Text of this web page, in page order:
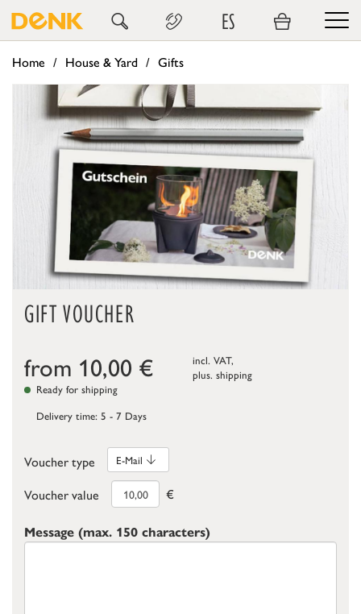
ES
Home House & Yard Gifts
GIFT VOUCHER
from 10,00 €
incl. VAT,
plus. shipping
Ready for shipping
Delivery time: 5 - 7 Days
Voucher type E-Mail
Voucher value €
Message (max. 150 characters)